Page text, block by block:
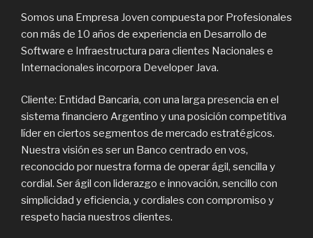
(Cubierta)”
Somos una Empresa Joven compuesta por Profesionales
con más de 10 años de experiencia en Desarrollo de
Software e Infraestructura para clientes Nacionales e
Internacionales incorpora Developer Java.
Cliente: Entidad Bancaria, con una larga presencia en el
sistema financiero Argentino y una posición competitiva
líder en ciertos segmentos de mercado estratégicos.
Nuestra visión es ser un Banco centrado en vos,
reconocido por nuestra forma de operar ágil, sencilla y
cordial. Ser ágil con liderazgo e innovación, sencillo con
simplicidad y eficiencia, y cordiales con compromiso y
respeto hacia nuestros clientes.